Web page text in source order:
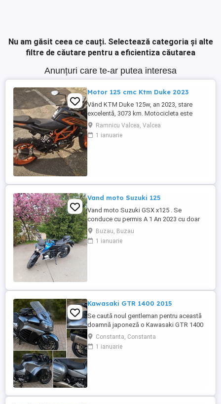
Nu am găsit ceea ce cauți. Selectează categoria și alte
filtre de căutare pentru a eficientiza căutarea
Anunțuri care te-ar putea interesa
Motor 125 cmc Ktm Duke 2023
Vând KTM Duke 125w, an 2023, stare
excelentă, 3073 km. Motocicleta este
ideală pentru începători sau pentru oraș.
Fără daune, lovituri!
Ramnicu Valcea, Valcea
1 ianuarie
Vand moto Suzuki 125
Vand moto Suzuki GSX x125 . Se
conduce cu permis A 1 An 2023 cu doar
5000km Stare impecabila , fara cazaturi
ITP valabil pana in noiembrie 2027 Revizii
si schimb de ulei in service autorizat
Buzau, Buzau
1 ianuarie
Kawasaki GTR 1400 2015
Se caută noul gentleman pentru această
doamnă japoneză o Kawasaki GTR 1400
care încă întoarce priviri și iubește
kilometrii. A fost răsfățată, întreținută la
timp și tratată cu respect. O dau doar
Constanta, Constanta
1 ianuarie